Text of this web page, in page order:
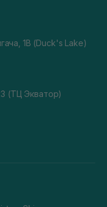
1В (Duck's Lake)
(ТЦ Экватор)